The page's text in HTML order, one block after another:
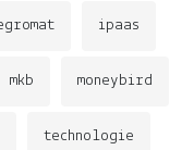
ipaas
mkb moneybird
technologie